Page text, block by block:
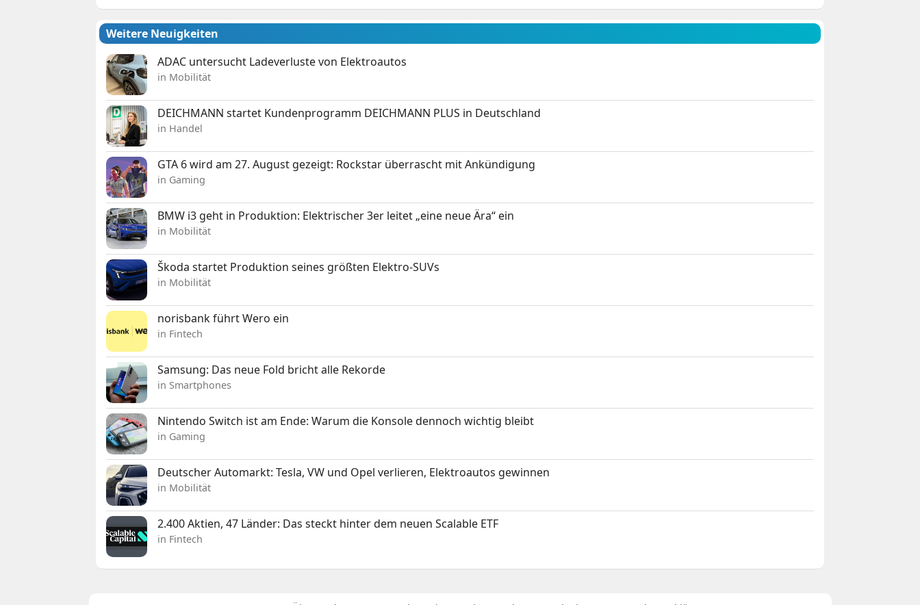
Weitere Neuigkeiten
ADAC untersucht Ladeverluste von Elektroautos
in Mobilität
DEICHMANN startet Kundenprogramm DEICHMANN PLUS in Deutschland
in Handel
GTA 6 wird am 27. August gezeigt: Rockstar überrascht mit Ankündigung
in Gaming
BMW i3 geht in Produktion: Elektrischer 3er leitet „eine neue Ära“ ein
in Mobilität
Škoda startet Produktion seines größten Elektro-SUVs
in Mobilität
norisbank führt Wero ein
in Fintech
Samsung: Das neue Fold bricht alle Rekorde
in Smartphones
Nintendo Switch ist am Ende: Warum die Konsole dennoch wichtig bleibt
in Gaming
Deutscher Automarkt: Tesla, VW und Opel verlieren, Elektroautos gewinnen
in Mobilität
2.400 Aktien, 47 Länder: Das steckt hinter dem neuen Scalable ETF
in Fintech